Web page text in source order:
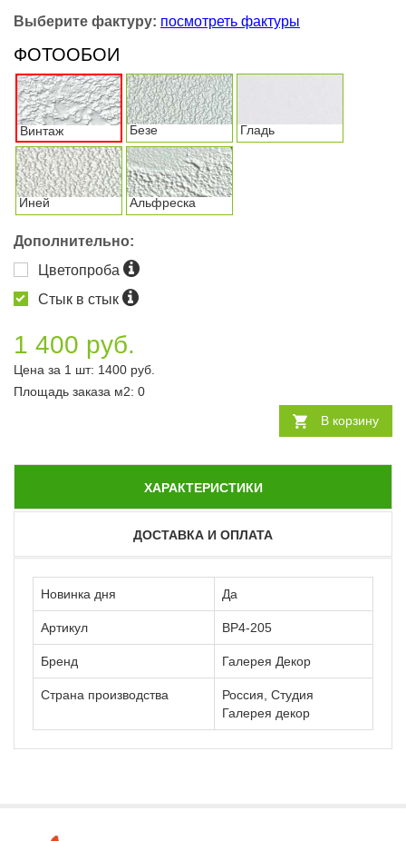
Выберите фактуру: посмотреть фактуры
ФОТООБОИ
Винтаж Безе Гладь
Иней Альфреска
Дополнительно:
Цветопроба
Стык в стык
1 400 руб.
Цена за 1 шт: 1400 руб.
Площадь заказа м2: 0
В корзину
ХАРАКТЕРИСТИКИ
ДОСТАВКА И ОПЛАТА
Новинка дня Да
Артикул ВР4-205
Бренд Галерея Декор
Страна производства
Россия, Студия
Галерея декор